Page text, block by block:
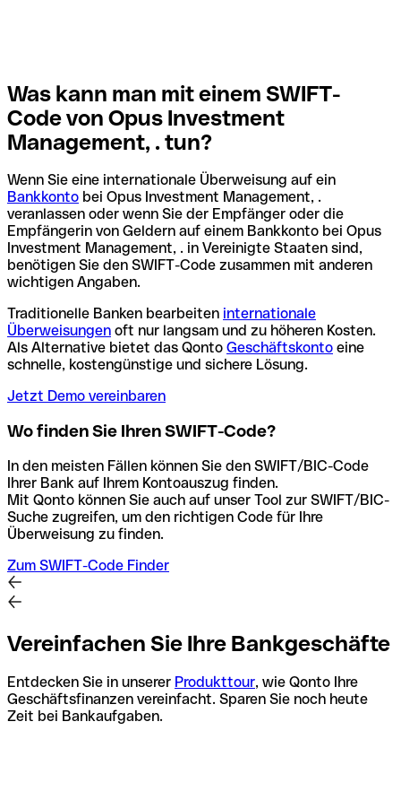
Was kann man mit einem SWIFT-
Code von Opus Investment
Management, . tun?
Wenn Sie eine internationale Überweisung auf ein
Bankkonto bei Opus Investment Management, .
veranlassen oder wenn Sie der Empfänger oder die
Empfängerin von Geldern auf einem Bankkonto bei Opus
Investment Management, . in Vereinigte Staaten sind,
benötigen Sie den SWIFT-Code zusammen mit anderen
wichtigen Angaben.
Traditionelle Banken bearbeiten internationale
Überweisungen oft nur langsam und zu höheren Kosten.
Als Alternative bietet das Qonto Geschäftskonto eine
schnelle, kostengünstige und sichere Lösung.
Jetzt Demo vereinbaren
Wo finden Sie Ihren SWIFT-Code?
In den meisten Fällen können Sie den SWIFT/BIC-Code
Ihrer Bank auf Ihrem Kontoauszug finden.
Mit Qonto können Sie auch auf unser Tool zur SWIFT/BIC-
Suche zugreifen, um den richtigen Code für Ihre
Überweisung zu finden.
Zum SWIFT-Code Finder
Vereinfachen Sie Ihre Bankgeschäfte
Entdecken Sie in unserer Produkttour, wie Qonto Ihre
Geschäftsfinanzen vereinfacht. Sparen Sie noch heute
Zeit bei Bankaufgaben.